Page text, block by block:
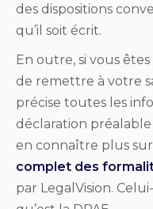
des dispositions
qu’il soit écrit.
En outre, si vous
de remettre à votre
précise toutes les
déclaration préalable
en connaître plus
complet des
par LegalVision.